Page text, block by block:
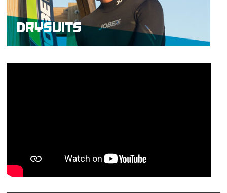
DRYSUITS